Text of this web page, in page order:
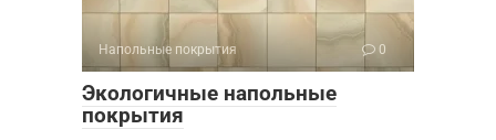
Напольные покрытия 0
Экологичные напольные
покрытия